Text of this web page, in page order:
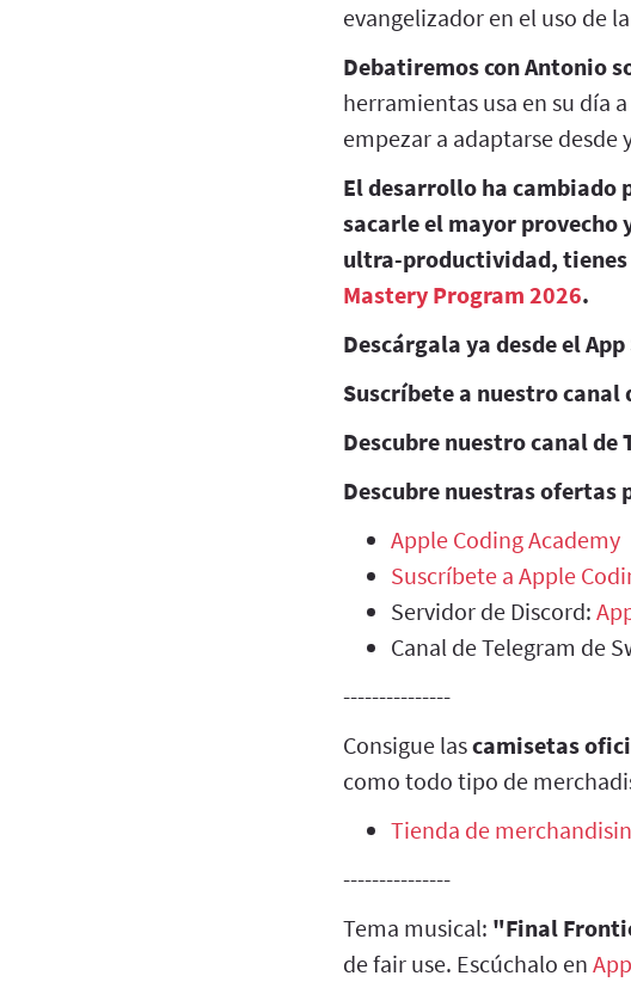
evangelizador en el uso de
Debatiremos con Antonio
herramientas usa en su día
empezar a adaptarse
El desarrollo ha cambiado
sacarle el mayor provecho
ultra-productividad, tienes
Mastery Program 2026.
Descárgala ya desde el
Suscríbete a nuestro canal
Descubre nuestro canal de
Descubre nuestras ofertas
Apple Coding Academy
Suscríbete a Apple
Servidor de Discord:
Canal de Telegram de
---------------
Consigue lascamisetas
como todo tipo de
Tienda de
---------------
Tema musical: "Final
de fair use. Escúchalo en